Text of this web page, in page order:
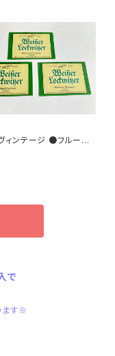
ィンテージ ●フルーツ
ベル3枚組●
で
ます※